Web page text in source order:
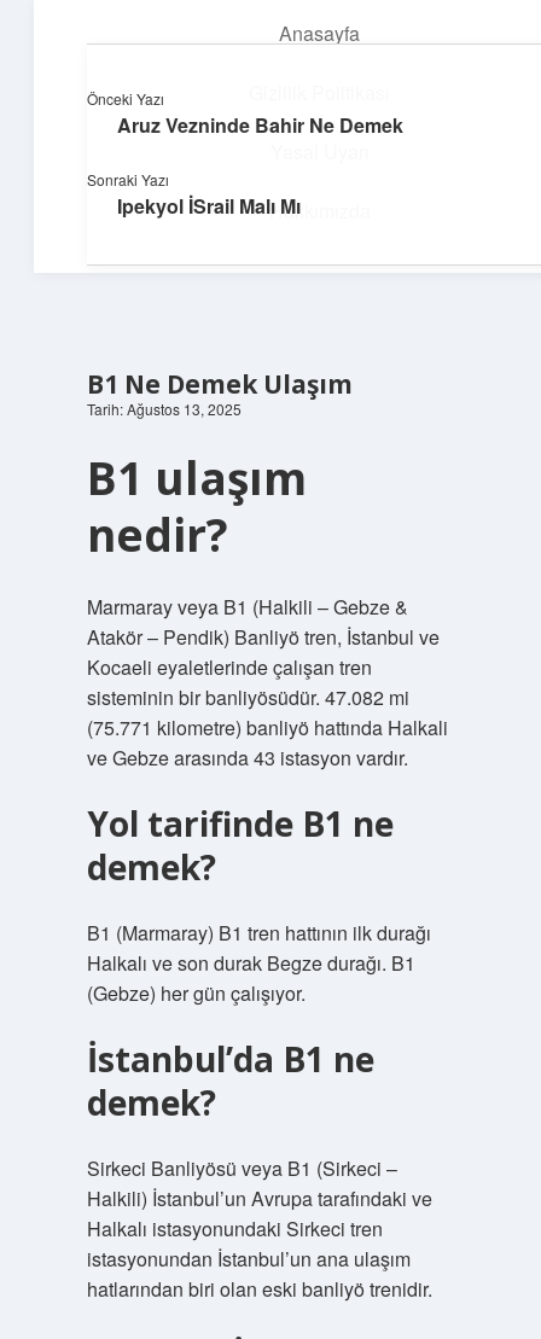
Anasayfa
Hakkımızda
Hayatına ferahlık katan öneriler!
B1 Ne Demek Ulaşım
Tarih: Ağustos 13, 2025
B1 ulaşım
nedir?
Marmaray veya B1 (Halkili – Gebze &
Atakör – Pendik) Banliyö tren, İstanbul ve
Kocaeli eyaletlerinde çalışan tren
sisteminin bir banliyösüdür. 47.082 mi
(75.771 kilometre) banliyö hattında Halkali
ve Gebze arasında 43 istasyon vardır.
Yol tarifinde B1 ne
demek?
B1 (Marmaray) B1 tren hattının ilk durağı
Halkalı ve son durak Begze durağı. B1
(Gebze) her gün çalışıyor.
İstanbul’da B1 ne
demek?
Sirkeci Banliyösü veya B1 (Sirkeci –
Halkili) İstanbul’un Avrupa tarafındaki ve
Halkalı istasyonundaki Sirkeci tren
istasyonundan İstanbul’un ana ulaşım
hatlarından biri olan eski banliyö trenidir.
Önceki Yazı
Aruz Vezninde Bahir Ne Demek
Sonraki Yazı
Ipekyol İSrail Malı Mı